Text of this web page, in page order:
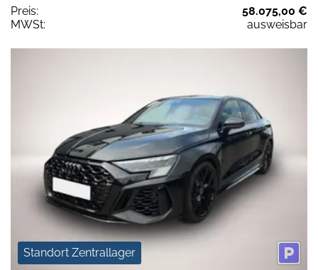
Preis:
58.075,00 €
MWSt:
ausweisbar
Standort Zentrallager